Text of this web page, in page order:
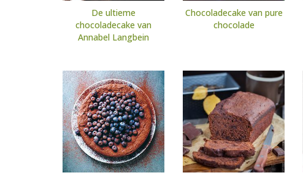
De ultieme
chocoladecake van
Annabel Langbein
Chocoladecake van pure
chocolade